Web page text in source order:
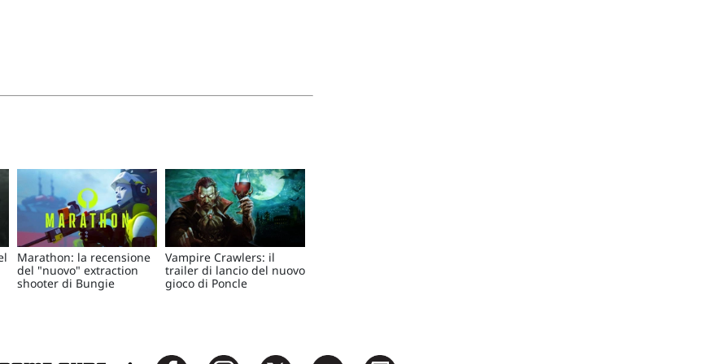
Marathon: la recensione
del "nuovo" extraction
shooter di Bungie
Vampire Crawlers: il
trailer di lancio del nuovo
gioco di Poncle